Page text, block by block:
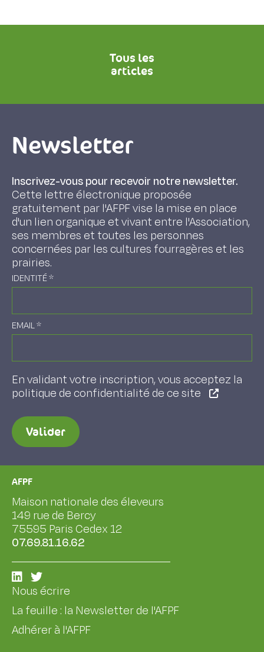
Tous les
articles
Newsletter
Inscrivez-vous pour recevoir notre newsletter.
Cette lettre électronique proposée
gratuitement par l'AFPF vise la mise en place
d'un lien organique et vivant entre l'Association,
ses membres et toutes les personnes
concernées par les cultures fourragères et les
prairies.
IDENTITÉ*
EMAIL*
En validant votre inscription, vous acceptez la
politique de confidentialité de ce site
Valider
AFPF
Maison nationale des éleveurs
149 rue de Bercy
75595 Paris Cedex 12
07.69.81.16.62
Nous écrire
La feuille : la Newsletter de l'AFPF
Adhérer à l'AFPF